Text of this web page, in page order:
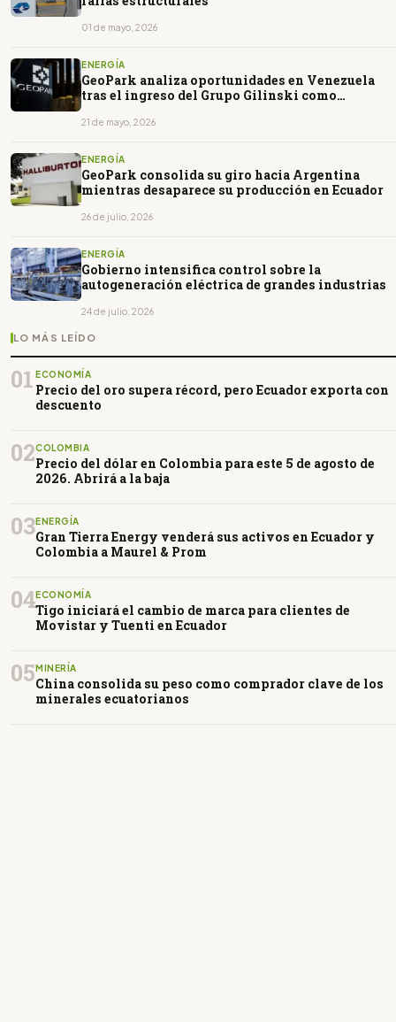
01 de mayo, 2026
ENERGÍA
GeoPark analiza oportunidades en Venezuela
tras el ingreso del Grupo Gilinski como
21 de mayo, 2026
ENERGÍA
GeoPark consolida su giro hacia Argentina
mientras desaparece su producción en Ecuador
26 de julio, 2026
ENERGÍA
Gobierno intensifica control sobre la
autogeneración eléctrica de grandes industrias
24 de julio, 2026
LO MÁS LEÍDO
01 ECONOMÍA
Precio del oro supera récord, pero Ecuador exporta con
descuento
02COLOMBIA
Precio del dólar en Colombia para este 5 de agosto de
2026. Abrirá a la baja
03ENERGÍA
Gran Tierra Energy venderá sus activos en Ecuador y
Colombia a Maurel & Prom
04ECONOMÍA
Tigo iniciará el cambio de marca para clientes de
Movistar y Tuenti en Ecuador
05MINERÍA
China consolida su peso como comprador clave de los
minerales ecuatorianos